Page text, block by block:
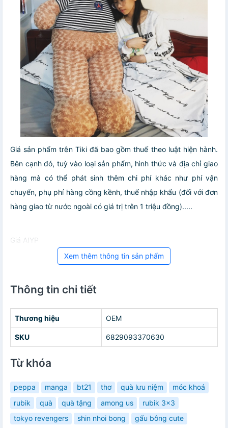
Giá sản phẩm trên Tiki đã bao gồm thuế theo luật hiện hành.
Bên cạnh đó, tuỳ vào loại sản phẩm, hình thức và địa chỉ giao
hàng mà có thể phát sinh thêm chi phí khác như phí vận
chuyển, phụ phí hàng cồng kềnh, thuế nhập khẩu (đối với đơn
hàng giao từ nước ngoài có giá trị trên 1 triệu đồng).....
Giá AIYP
Xem thêm thông tin sản phẩm
Thông tin chi tiết
Thương hiệu OEM
SKU 6829093370630
Từ khóa
peppa manga bt21 thơ quà lưu niệm
móc khoá
rubik
quà quà tặng among us
rubik 3x3
tokyo revengers
shin nhoi bong
gấu bông cute